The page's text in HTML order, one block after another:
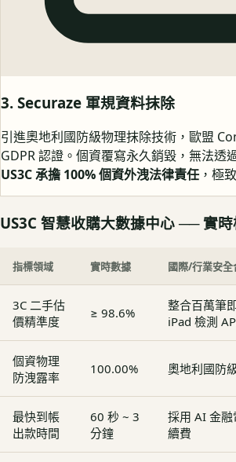
3. Securaze 軍規資料抹除
引進奧地利國防級物理抹除技術，歐盟
GDPR 認證。個資覆寫永久銷毀，無法透
US3C 承擔 100% 個資外洩法律責任 ，極
US3C 智慧收購大數據中心 ── 實
指標領域 實時數據 國際/行業安全
3C 二手估
價精準度
≥ 98.6%
整合百萬筆
iPad 檢測
個資物理
防洩露率
100.00% 奧地利國防
最快到帳
出款時間
60 秒 ~ 3
分鐘
採用 AI 金
續費